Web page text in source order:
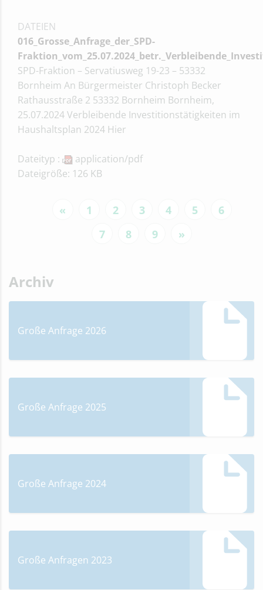
DATEIEN
016_Grosse_Anfrage_der_SPD-
SPD-Fraktion – Servatiusweg 19-23 – 53332
Bornheim An Bürgermeister Christoph Becker
Rathausstraße 2 53332 Bornheim Bornheim,
25.07.2024 Verbleibende Investitionstätigkeiten im
Haushaltsplan 2024 Hier
Dateityp :
application/pdf
Dateigröße: 126 KB
« 1 2 3 4 5
6
7
8 9 »
Archiv
Große Anfrage 2026
Große Anfrage 2025
Große Anfrage 2024
Große Anfragen 2023